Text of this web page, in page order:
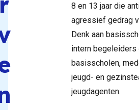
8 en 13 jaar die
agressief gedrag
Denk aan
intern begeleiders
basisscholen,
jeugd- en
jeugdagenten.